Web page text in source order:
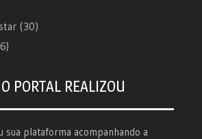
(30)
PORTAL REALIZOU
sua plataforma acompanhando a